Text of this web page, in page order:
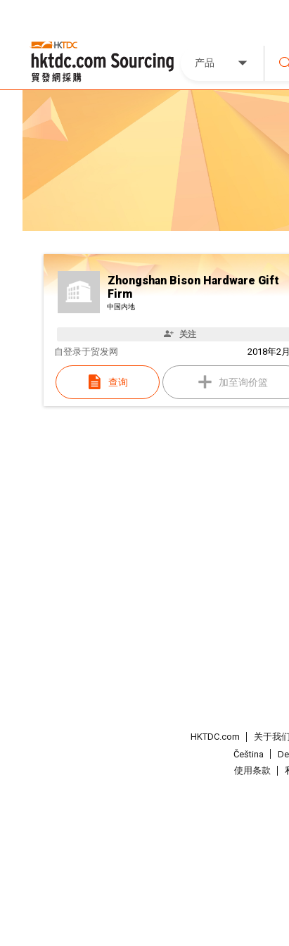
产品
Zhongshan Bison Hardware Gift
Firm
中国内地
关注
自 2018年2
登录于贸发网
查询 加至询价篮
HKTDC.com 关于我们
Čeština
使用条款